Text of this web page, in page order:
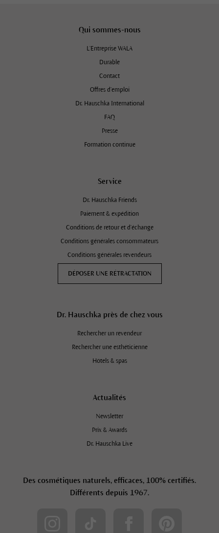
Qui sommes-nous
L'Entreprise WALA
Durable
Contact
Offres d’emploi
Dr. Hauschka International
FAQ
Presse
Formation continue
Service
Dr. Hauschka Friends
Paiement & expédition
Conditions de retour et d'échange
Conditions générales consommateurs
Conditions générales revendeurs
DÉPOSER UNE RÉTRACTATION
Dr. Hauschka près de chez vous
Rechercher un revendeur
Rechercher une esthéticienne
Hôtels & spas
Actualités
Newsletter
Prix & Awards
Dr. Hauschka Live
Des cosmétiques naturels, efficaces, 100% certifiés.
Différents depuis 1967.